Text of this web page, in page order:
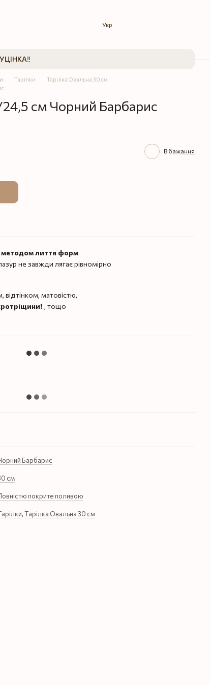
Укр
УЦІНКА‼️
Тарілки
Тарілка Овальна 30 см
см Чорний Барбарис
В бажання
лиття форм
не завжди лягає рівномірно
матовістю,
❗️ , тощо
Барбарис
см
покрите поливою
,Тарілка Овальна 30 см